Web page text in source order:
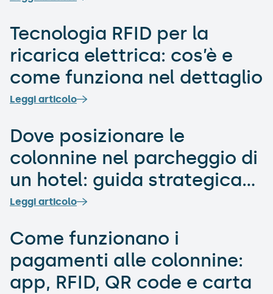
Tecnologia RFID per la
ricarica elettrica: cos’è e
come funziona nel dettaglio
Leggi articolo
Dove posizionare le
colonnine nel parcheggio di
un hotel: guida strategica
B2B
Leggi articolo
Come funzionano i
pagamenti alle colonnine:
app, RFID, QR code e carta